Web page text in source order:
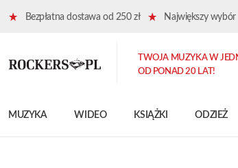
Bezpłatna dostawa od 250 zł Największy wybór
MUZYKA WIDEO KSIĄŻKI ODZIEŻ
TWOJA MUZYKA W
OD PONAD 20 LAT!